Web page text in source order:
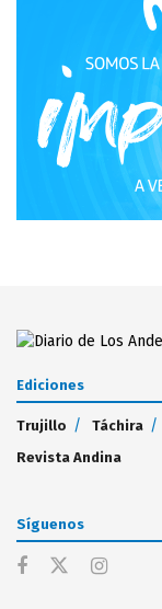
Ediciones
Trujillo Táchira
Revista Andina
Síguenos